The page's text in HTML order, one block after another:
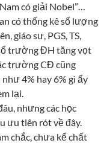
có giải Nobel”…
có thống kê số lượng
giáo sư, PGS, TS,
trường ĐH tăng vọt
trường CĐ cũng
4% hay 6% gì ấy
lại.
nhưng các học
ưu tiên rót về đây.
chắc, chưa kể chất